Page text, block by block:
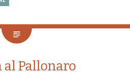
al Pallonaro